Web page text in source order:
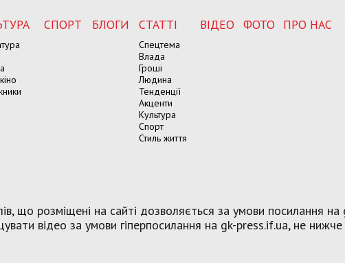
СПОРТ БЛОГИ СТАТТІ
Спецтема
Влада
Гроші
Людина
Тенденції
Акценти
Культура
Спорт
Стиль життя
ВІДЕО ФОТО ПРО НАС
що розміщені на сайті дозволяється за умови посилання
відео за умови гіперпосилання на gk-press.if.ua, не